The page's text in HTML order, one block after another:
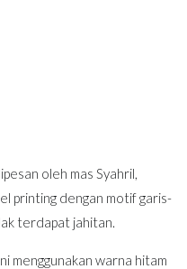
oleh mas Syahril,
printing dengan motif garis-
terdapat jahitan.
menggunakan warna hitam